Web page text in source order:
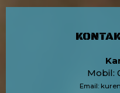
Mobil:
Email: